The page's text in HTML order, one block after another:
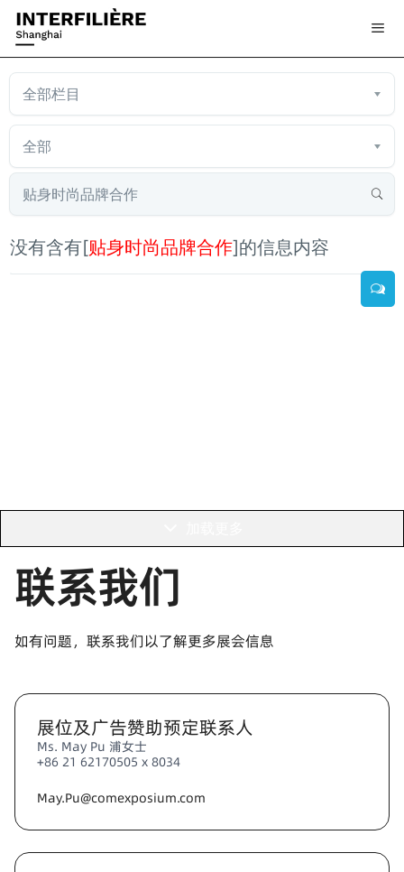
没有含有[贴身时尚品牌合作]的信息内容
联系我们
如有问题，联系我们以了解更多展会信息
展位及广告赞助预定联系人
Ms. May Pu 浦女士
+86 21 62170505 x 8034
May.Pu@comexposium.com